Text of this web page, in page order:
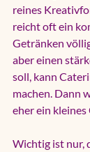
reines
reicht oft ein
Getränken
aber einen
soll, kann
machen. Dann
eher ein kleines
Wichtig ist nur,